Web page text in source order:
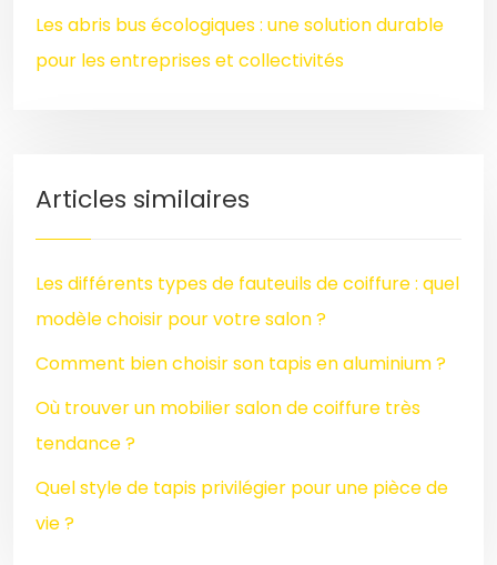
Les abris bus écologiques : une solution durable
pour les entreprises et collectivités
Articles similaires
Les différents types de fauteuils de coiffure : quel
modèle choisir pour votre salon ?
Comment bien choisir son tapis en aluminium ?
Où trouver un mobilier salon de coiffure très
tendance ?
Quel style de tapis privilégier pour une pièce de
vie ?